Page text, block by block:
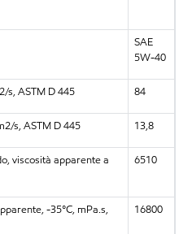
SAE
5W-40
s, ASTM D 445 84
s, ASTM D 445 13,8
viscosità apparente a
6510
-35°C, mPa.s,
16800